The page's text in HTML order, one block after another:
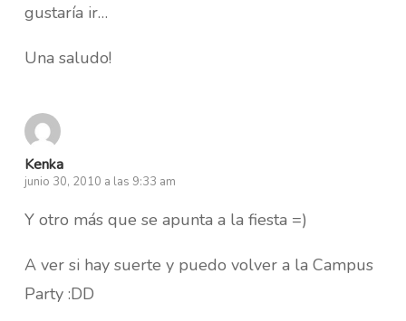
gustaría ir…
Una saludo!
Kenka
junio 30, 2010 a las 9:33 am
Y otro más que se apunta a la fiesta =)
A ver si hay suerte y puedo volver a la Campus
Party :DD